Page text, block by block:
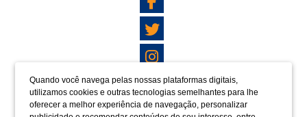
Quando você navega pelas nossas plataformas digitais,
utilizamos cookies e outras tecnologias semelhantes para lhe
oferecer a melhor experiência de navegação, personalizar
LOCALIZAÇÃO
FORMAS DE PAGAMENTO